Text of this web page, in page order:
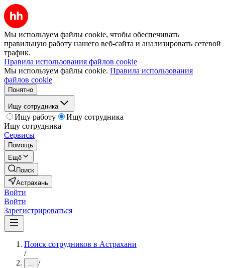
Мы используем файлы cookie, чтобы обеспечивать
правильную работу нашего веб-сайта и анализировать сетевой
трафик.
Правила использования файлов cookie
Мы используем файлы cookie. Правила использования
файлов cookie
Понятно
Ищу сотрудника
Ищу работу
Ищу сотрудника
Ищу сотрудника
Сервисы
Помощь
Ещё
Поиск
Астрахань
Войти
Войти
Зарегистрироваться
Поиск сотрудников в Астрахани
/
... /